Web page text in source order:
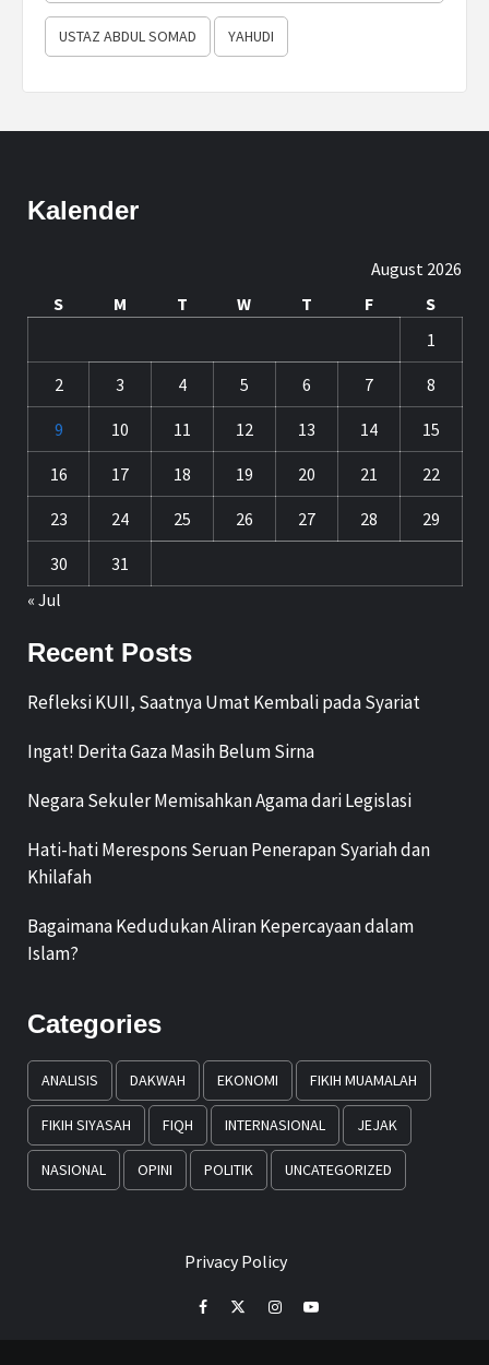
USTAZ ABDUL SOMAD YAHUDI
Kalender
August 2026
S
M T W T F
S
1
2 3 4 5 6 7 8
9 10 11 12 13 14 15
16 17 18 19 20 21 22
23 24 25 26 27 28 29
30
31
« Jul
Recent Posts
Refleksi KUII, Saatnya Umat Kembali pada Syariat
Ingat! Derita Gaza Masih Belum Sirna
Negara Sekuler Memisahkan Agama dari Legislasi
Hati-hati Merespons Seruan Penerapan Syariah dan
Khilafah
Bagaimana Kedudukan Aliran Kepercayaan dalam
Islam?
Categories
ANALISIS DAKWAH EKONOMI FIKIH MUAMALAH
FIKIH SIYASAH FIQH INTERNASIONAL JEJAK
NASIONAL OPINI POLITIK UNCATEGORIZED
Privacy Policy
FacebookTwitterInstagramYoutube